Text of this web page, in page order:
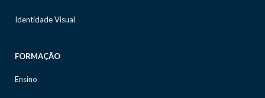
Identidade Visual
FORMAÇÃO
Ensino